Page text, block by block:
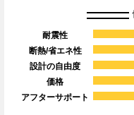
耐震性
断熱/省エネ性
設計の自由度
価格
アフターサポート